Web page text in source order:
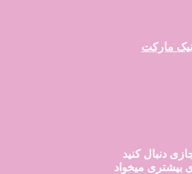
مارکت
دنبال کنید
بیشتری میخواد